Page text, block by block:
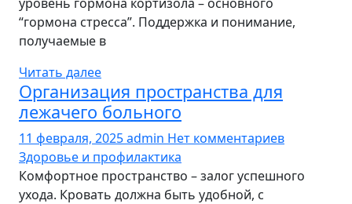
“гормона стресса”. Поддержка и понимание,
получаемые в
Читать далее
Организация пространства для
лежачего больного
11 февраля, 2025admin Нет комментариев
Здоровье и профилактика
Комфортное пространство – залог успешного
ухода. Кровать должна быть удобной, с